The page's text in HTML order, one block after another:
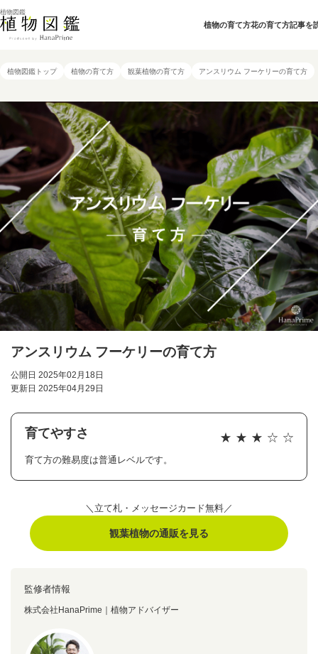
植物図鑑
植物の育て方花の育て方記事を
植物図鑑トップ 植物の育て方 観葉植物の育て方 アンスリウム フーケリーの育て方
アンスリウム フーケリーの育て方
公開日 2025年02月18日
更新日 2025年04月29日
育てやすさ
育て方の難易度は普通レベルです。
＼立て札・メッセージカード無料／
観葉植物の通販を見る
監修者情報
株式会社HanaPrime｜植物アドバイザー